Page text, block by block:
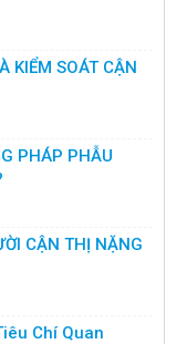
KIỂM SOÁT CẬN
PHÁP PHẪU
CẬN THỊ NẶNG
Chí Quan